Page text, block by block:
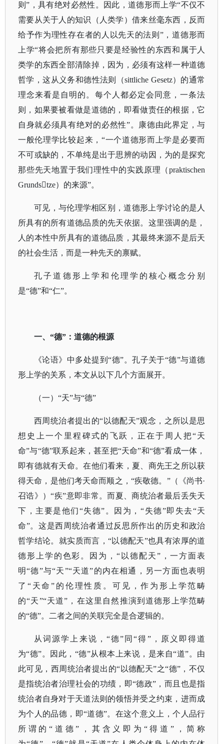
则”，具有绝对必然性。因此，道德形而上学“不仅不
需要从关于人的知识（人类学）借来丝毫东西，反而
给予作为理性存在者的人以先天的法则”，道德形而
上学“将会把所有那些只要是经验性的东西和属于人
类学的东西全部清除掉，因为，必须有这样一种道德
哲学，这从义务和德性法则（sittliche Gesetz）的通常
理念来看是自明的。每个人都必定会同意，一条法
则，如果要被看做是道德的，即看做责任的根据，它
自身就必须具有绝对的必然性”。康德由此界定，与
一般伦理学比较起来，“一个道德形而上学是必要而
不可或缺的，不单纯是出于思辨的动因，为的是探究
那些先天地置于我们理性中的实践原理（praktischen
Grundstze）的来源”。
可见，与伦理学相区别，道德形上学讨论的是人
所具有的所有道德品质的先天依据。这里强调的是，
人的本性中所具有的道德品质，其最终来源不是后天
的社会生活，而是一种先天的禀赋。
孔子道德形上学和伦理学的核心概念分别
是“德”和“仁”。
一、 “德”：道德的根源
《论语》中多处提到“德”。孔子关于“德”与道德
形上学的关系，本文从以下几个方面展开。
（一） “天”与“德”
西周统治者提出的“以德配天”观念，之所以是思
想史上一个里程碑式的飞跃，正在于周人把“天
命”与“德”联系起来，甚至把“天命”和“德”看成一体，
即有德就有天命。在他们看来，夏、商先王之所以获
得天命，是他们考天命而顺之，“疾敬德。”（
《尚书·
召诰》
）“疾”意即非常。而夏、商统治者最后丢失天
下，主要是他们“失德”。因为，“失德”即失去“天
命”。这是西周统治者通过反思所作出的历史和政治
哲学结论。就实质而言，“以德配天”也具有浓厚的道
德形上学的色彩。因为，“以德配天”，一方面表
明“德”与“天”“天道”的内在相通，另一方面也表明
了“天命”的伦理性质。可见，作为形上学范畴
的“天”“天道”，在这里自然推演到道德形上学范畴
的“德”。二者之间的关联完全是合逻辑的。
从词源学上来说， “德”同“得”，原义即得道
为“德”。因此，“德”从根本上来说，是来自“道”。由
此可见，西周统治者提出的“以德配天”之“德”，不仅
是指统治者治理社会的功绩，即“德政”，而且也是指
统治者自身对于天道法则的领悟并受之约束，进而成
为个人的品德，即“道德”。在这个意义上，个人品行
所谓的“道德”，其含义即为“得道”，简称